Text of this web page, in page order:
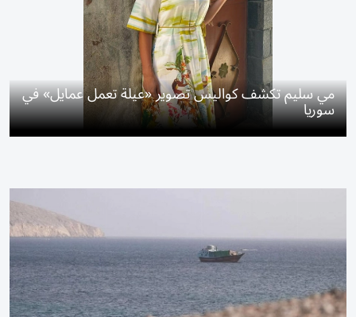
مي سليم تكشف كواليس تصوير «عيلة تعمل عمايل» في
سوريا